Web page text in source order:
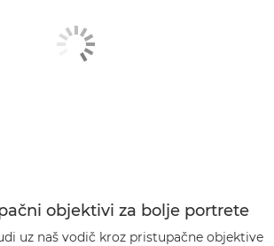
objektivi za bolje portrete
uz naš vodič kroz pristupačne objektive